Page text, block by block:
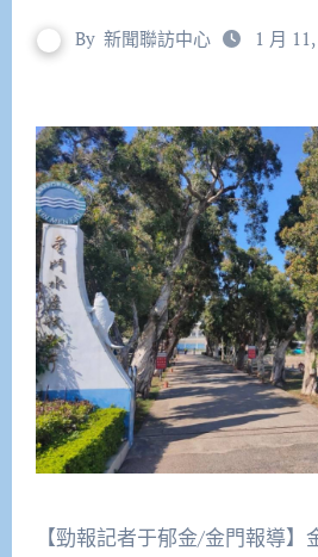
By 新聞聯訪中心 1 月
【勁報記者于郁金/金門報導